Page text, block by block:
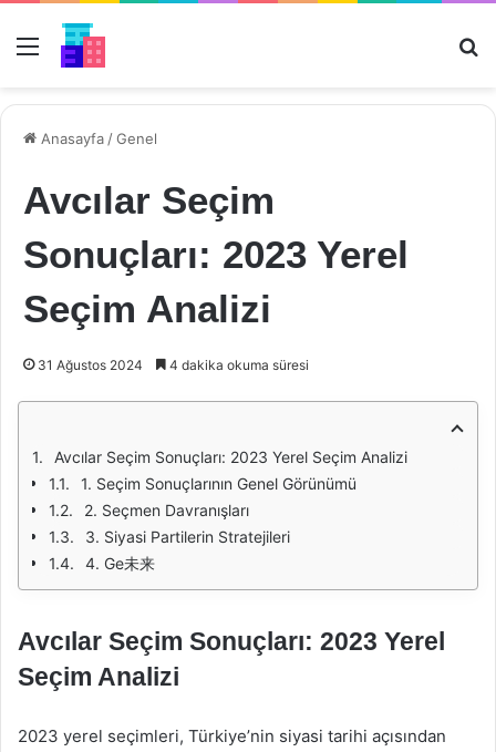
Menü
Anasayfa /Genel
Avcılar Seçim
Sonuçları: 2023 Yerel
Seçim Analizi
31 Ağustos 2024 4 dakika okuma süresi
Avcılar Seçim Sonuçları: 2023 Yerel Seçim Analizi
1. Seçim Sonuçlarının Genel Görünümü
2. Seçmen Davranışları
3. Siyasi Partilerin Stratejileri
4. Ge未来
Avcılar Seçim Sonuçları: 2023 Yerel
Seçim Analizi
2023 yerel seçimleri, Türkiye’nin siyasi tarihi açısından